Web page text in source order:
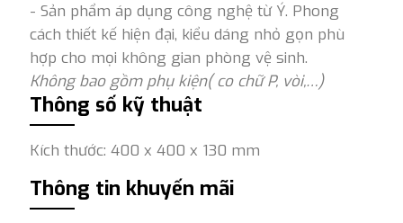
- Sản phẩm áp dụng công nghệ từ Ý. Phong
cách thiết kế hiện đại, kiểu dáng nhỏ gọn phù
hợp cho mọi không gian phòng vệ sinh.
Không bao gồm phụ kiện( co chữ P, vòi,…)
Thông số kỹ thuật
Kích thước: 400 x 400 x 130 mm
Thông tin khuyến mãi